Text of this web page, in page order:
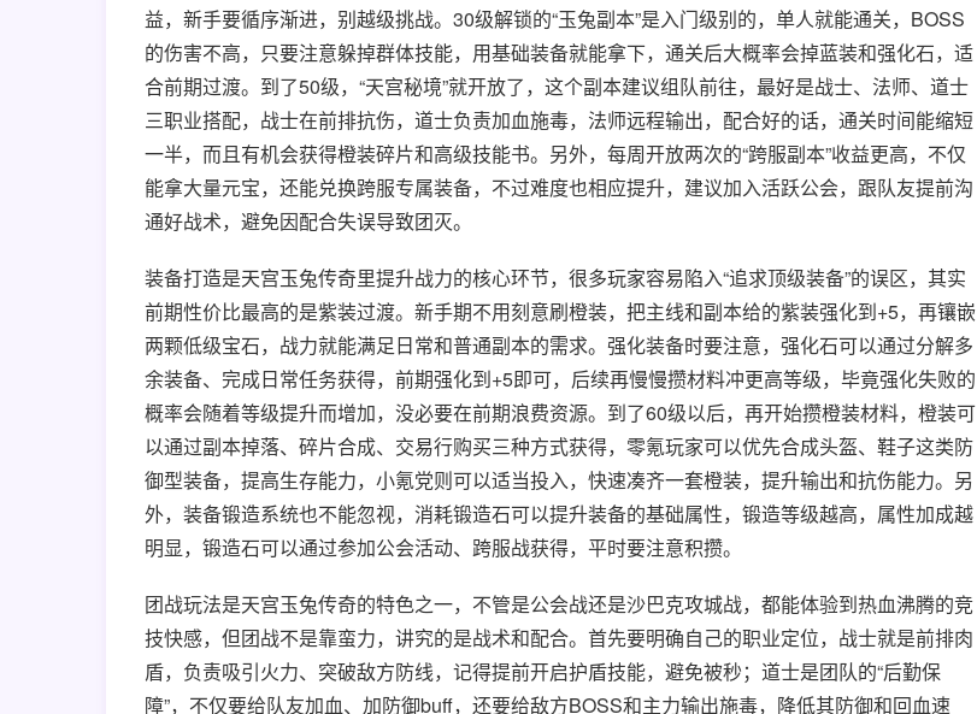
益，新手要循序渐进，别越级挑战。30级解锁的“玉兔副本”是入门级别的，单人就能通关，BOSS
的伤害不高，只要注意躲掉群体技能，用基础装备就能拿下，通关后大概率会掉蓝装和强化石，适
合前期过渡。到了50级，“天宫秘境”就开放了，这个副本建议组队前往，最好是战士、法师、道士
三职业搭配，战士在前排抗伤，道士负责加血施毒，法师远程输出，配合好的话，通关时间能缩短
一半，而且有机会获得橙装碎片和高级技能书。另外，每周开放两次的“跨服副本”收益更高，不仅
能拿大量元宝，还能兑换跨服专属装备，不过难度也相应提升，建议加入活跃公会，跟队友提前沟
通好战术，避免因配合失误导致团灭。
装备打造是天宫玉兔传奇里提升战力的核心环节，很多玩家容易陷入“追求顶级装备”的误区，其实
前期性价比最高的是紫装过渡。新手期不用刻意刷橙装，把主线和副本给的紫装强化到+5，再镶嵌
两颗低级宝石，战力就能满足日常和普通副本的需求。强化装备时要注意，强化石可以通过分解多
余装备、完成日常任务获得，前期强化到+5即可，后续再慢慢攒材料冲更高等级，毕竟强化失败的
概率会随着等级提升而增加，没必要在前期浪费资源。到了60级以后，再开始攒橙装材料，橙装可
以通过副本掉落、碎片合成、交易行购买三种方式获得，零氪玩家可以优先合成头盔、鞋子这类防
御型装备，提高生存能力，小氪党则可以适当投入，快速凑齐一套橙装，提升输出和抗伤能力。另
外，装备锻造系统也不能忽视，消耗锻造石可以提升装备的基础属性，锻造等级越高，属性加成越
明显，锻造石可以通过参加公会活动、跨服战获得，平时要注意积攒。
团战玩法是天宫玉兔传奇的特色之一，不管是公会战还是沙巴克攻城战，都能体验到热血沸腾的竞
技快感，但团战不是靠蛮力，讲究的是战术和配合。首先要明确自己的职业定位，战士就是前排肉
盾，负责吸引火力、突破敌方防线，记得提前开启护盾技能，避免被秒；道士是团队的“后勤保
障”，不仅要给队友加血、加防御buff，还要给敌方BOSS和主力输出施毒，降低其防御和回血速